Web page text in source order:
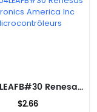
R5F104LEAFB#30 Renesas Electronics America Inc Microcontrôleurs
$2.66